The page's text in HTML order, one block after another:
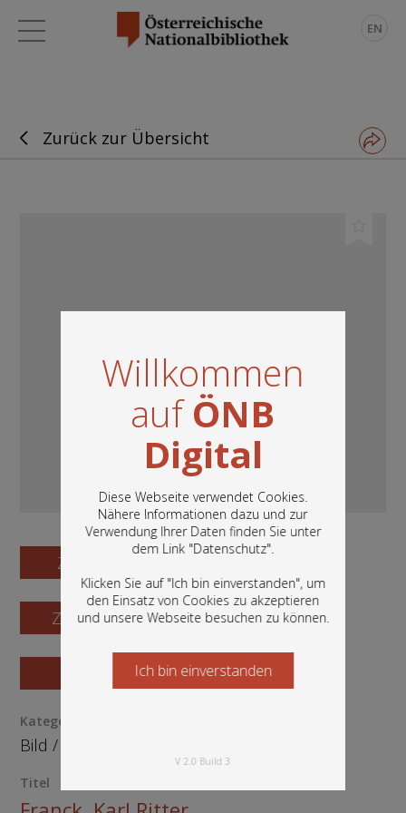
Willkommen
aufÖNB
Digital
Diese Webseite verwendet Cookies.
Nähere Informationen dazu und zur
Verwendung Ihrer Daten finden Sie unter
dem Link "Datenschutz".
Klicken Sie auf "Ich bin einverstanden", um
den Einsatz von Cookies zu akzeptieren
und unsere Webseite besuchen zu können.
In diesem Portal finden Sie die digitalen
Bestände der Österreichischen
Nationalbibliothek: Bücher, Fotografien,
Grafiken und vieles mehr.
Ich bin einverstanden
Starten Sie jetzt
V 2.0 Build 3
EN
Zurück zur Übersicht
Zum Digitalisat
Zum Katalogisat
Zur Vorschau
Kategorie / Medientyp
Bild/
Titel